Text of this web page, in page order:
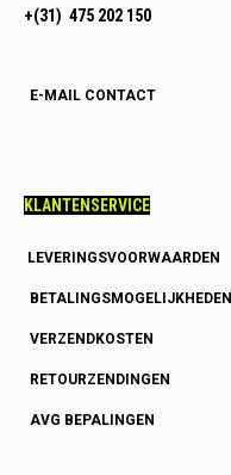
+(31) 475 202 150
E-MAIL CONTACT
KLANTENSERVICE
LEVERINGSVOORWAARDEN
BETALINGSMOGELIJKHEDEN
VERZENDKOSTEN
RETOURZENDINGEN
AVG BEPALINGEN